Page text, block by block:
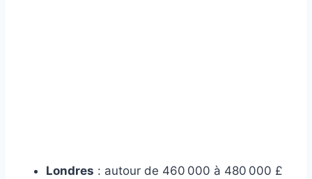
Londres : autour de 460 000 à 480 000 £